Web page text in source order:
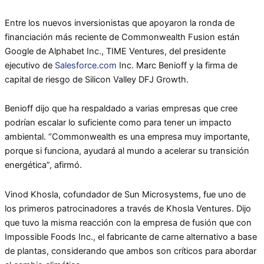
Entre los nuevos inversionistas que apoyaron la ronda de
financiación más reciente de Commonwealth Fusion están
Google de Alphabet Inc., TIME Ventures, del presidente
ejecutivo de Salesforce.com Inc. Marc Benioff y la firma de
capital de riesgo de Silicon Valley DFJ Growth.
Benioff dijo que ha respaldado a varias empresas que cree
podrían escalar lo suficiente como para tener un impacto
ambiental. “Commonwealth es una empresa muy importante,
porque si funciona, ayudará al mundo a acelerar su transición
energética”, afirmó.
Vinod Khosla, cofundador de Sun Microsystems, fue uno de
los primeros patrocinadores a través de Khosla Ventures. Dijo
que tuvo la misma reacción con la empresa de fusión que con
Impossible Foods Inc., el fabricante de carne alternativo a base
de plantas, considerando que ambos son críticos para abordar